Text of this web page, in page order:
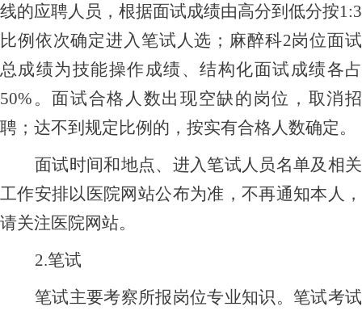
线的应聘人员，根据面试成绩由高分到低分按1:3
比例依次确定进入笔试人选；麻醉科2岗位面试
总成绩为技能操作成绩、结构化面试成绩各占
50%。面试合格人数出现空缺的岗位，取消招
聘；达不到规定比例的，按实有合格人数确定。
面试时间和地点、进入笔试人员名单及相关
工作安排以医院网站公布为准，不再通知本人，
请关注医院网站。
2.笔试
笔试主要考察所报岗位专业知识。笔试考试